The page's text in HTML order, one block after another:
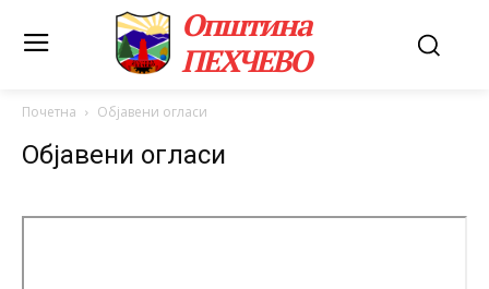
Општина
ПЕХЧЕВО
Почетна Објавени огласи
Објавени огласи